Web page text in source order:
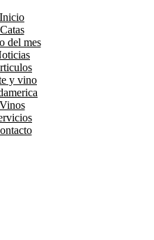
Inicio
Catas
del mes
y vino
Vinos